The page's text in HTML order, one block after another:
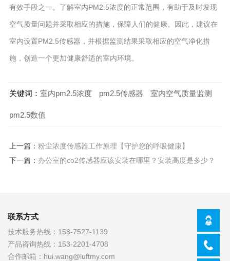
有效手段之一。了解室内PM2.5浓度的正常范围，有助于及时发现
空气质量问题并采取相应的措施，保障人们的健康。因此，建议在
室内设置PM2.5传感器，并根据监测结果采取相应的空气净化措
施，创造一个更加健康舒适的室内环境。
关键词： 室内pm2.5浓度 pm2.5传感器 室内空气质量监测
pm2.5数值
上一篇： 粉尘浓度传感器工作原理【守护您的呼吸健康】
下一篇： 办公室的co2传感器应该安装在哪里？安装高度是多少？
联系方式
技术服务热线： 158-7527-1139
产品咨询热线： 153-2201-4708
合作邮箱： hui.wang@luftmy.com